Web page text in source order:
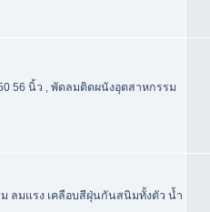
56 นิ้ว , พัดลมติดผนังอุตสาหกรรม
ลมแรง เคลือบสีฝุ่นกันสนิมทั้งตัว น้ำ